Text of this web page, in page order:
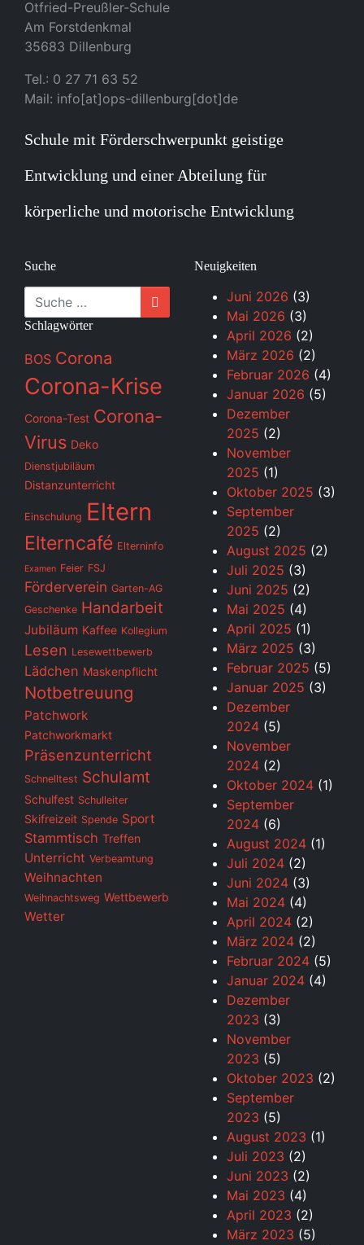
Otfried-Preußler-Schule
Am Forstdenkmal
35683 Dillenburg
Tel.: 0 27 71 63 52
Mail: info[at]ops-dillenburg[dot]de
Schule mit Förderschwerpunkt geistige
Entwicklung und einer Abteilung für
körperliche und motorische Entwicklung
Suche
Suche
Schlagwörter
BOS Corona
Corona-Krise
Corona-Test Corona-
Virus Deko
Dienstjubiläum
Distanzunterricht
Einschulung Eltern
Elterncafé Elterninfo
Examen Feier FSJ
Förderverein Garten-AG
Geschenke Handarbeit
Jubiläum Kaffee Kollegium
Lesen Lesewettbewerb
Lädchen Maskenpflicht
Notbetreuung
Patchwork
Patchworkmarkt
Präsenzunterricht
Schnelltest Schulamt
Schulfest Schulleiter
Skifreizeit Spende Sport
Stammtisch Treffen
Unterricht Verbeamtung
Weihnachten
Weihnachtsweg Wettbewerb
Wetter
Neuigkeiten
Juni 2026 (3)
Mai 2026 (3)
April 2026 (2)
März 2026 (2)
Februar 2026 (4)
Januar 2026 (5)
Dezember
2025 (2)
November
2025 (1)
Oktober 2025 (3)
September
2025 (2)
August 2025 (2)
Juli 2025 (3)
Juni 2025 (2)
Mai 2025 (4)
April 2025 (1)
März 2025 (3)
Februar 2025 (5)
Januar 2025 (3)
Dezember
2024 (5)
November
2024 (2)
Oktober 2024 (1)
September
2024 (6)
August 2024 (1)
Juli 2024 (2)
Juni 2024 (3)
Mai 2024 (4)
April 2024 (2)
März 2024 (2)
Februar 2024 (5)
Januar 2024 (4)
Dezember
2023 (3)
November
2023 (5)
Oktober 2023 (2)
September
2023 (5)
August 2023 (1)
Juli 2023 (2)
Juni 2023 (2)
Mai 2023 (4)
April 2023 (2)
März 2023 (5)